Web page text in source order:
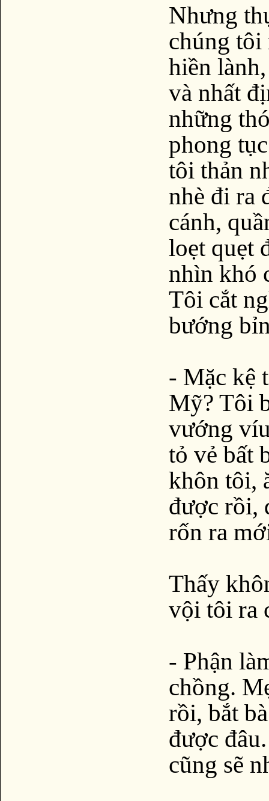
Nhưng
chúng tôi
hiền
và nhất
những
phong
tôi thản
nhè đi ra
cánh,
loẹt quẹt
nhìn khó
Tôi cắt
bướng
- Mặc kệ
Mỹ? Tôi
vướng
tỏ vẻ bất
khôn tôi,
được rồi,
rốn ra
Thấy
vội tôi ra
- Phận
chồng.
rồi, bắt
được
cũng sẽ